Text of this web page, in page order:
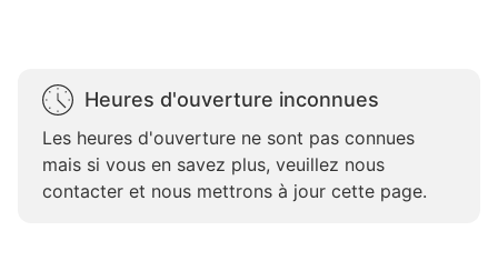
Heures d'ouverture inconnues
Les heures d'ouverture ne sont pas connues
mais si vous en savez plus, veuillez nous
contacter et nous mettrons à jour cette page.